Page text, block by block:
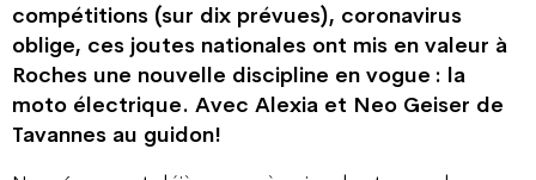
compétitions (sur dix prévues), coronavirus
oblige, ces joutes nationales ont mis en valeur à
Roches une nouvelle discipline en vogue : la
moto électrique. Avec Alexia et Neo Geiser de
Tavannes au guidon!